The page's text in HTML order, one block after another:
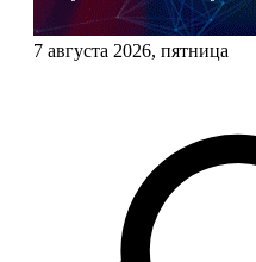
7 августа 2026, пятница